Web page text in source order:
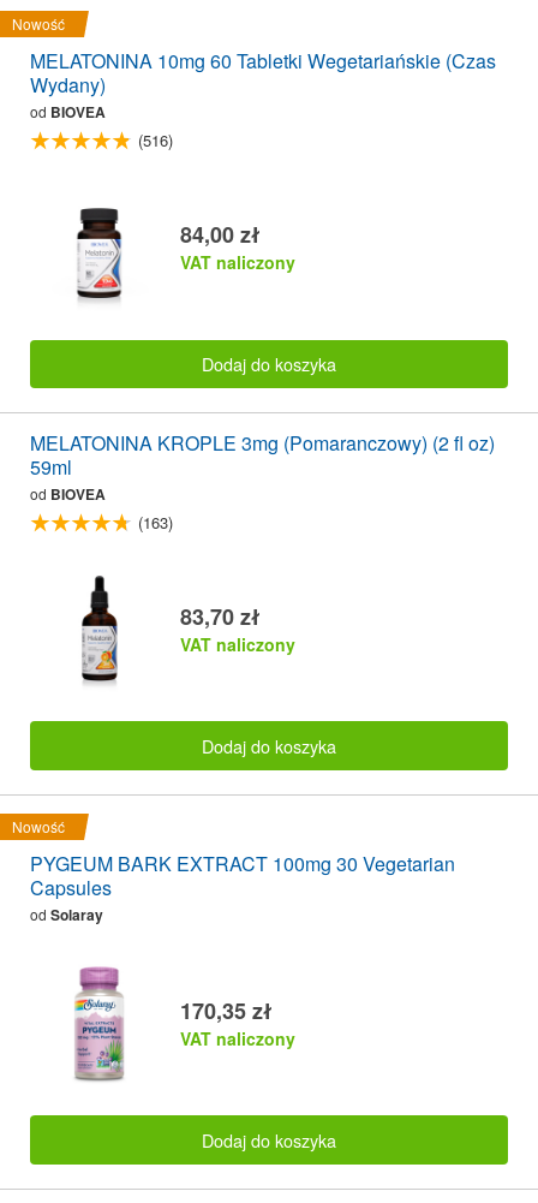
Nowość
MELATONINA 10mg 60 Tabletki Wegetariańskie (Czas
Wydany)
od BIOVEA
(516)
84,00 zł
VAT naliczony
Dodaj do koszyka
MELATONINA KROPLE 3mg (Pomaranczowy) (2 fl oz)
59ml
od BIOVEA
(163)
83,70 zł
VAT naliczony
Dodaj do koszyka
Nowość
PYGEUM BARK EXTRACT 100mg 30 Vegetarian
Capsules
od Solaray
170,35 zł
VAT naliczony
Dodaj do koszyka